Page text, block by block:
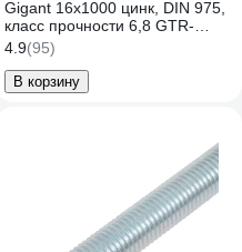
Gigant 16x1000 цинк, DIN 975,
класс прочности 6,8 GTR-
68161000
4.9(95)
В корзину